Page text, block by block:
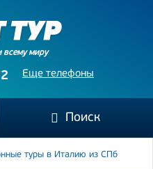
всему миру
Еще телефоны
Поиск
туры в Италию из СПб